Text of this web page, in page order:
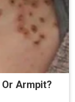
Armpit?